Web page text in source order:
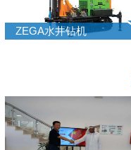
ZEGA水井钻机